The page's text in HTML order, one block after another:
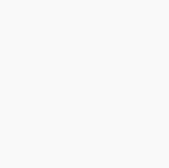
was first released. It may have